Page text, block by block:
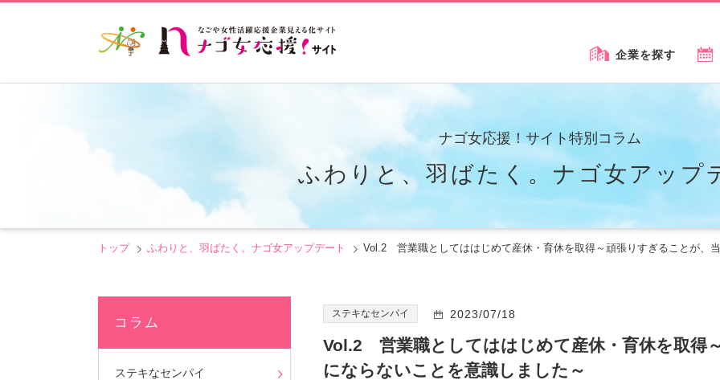
企業を探す
ナゴ女応援！サイト特別コラム
ふわりと、羽ばたく。 ナゴ女アップ
トップ ふわりと、羽ばたく。ナゴ女アップデート Vol.2 営業職としてははじめて産休・育休を取得～頑張りすぎることが、
コラム
ステキなセンパイ
ステキなセンパイ 2023/07/18
Vol.2 営業職としてははじめて産休・育休を取得
にならないことを意識しました～